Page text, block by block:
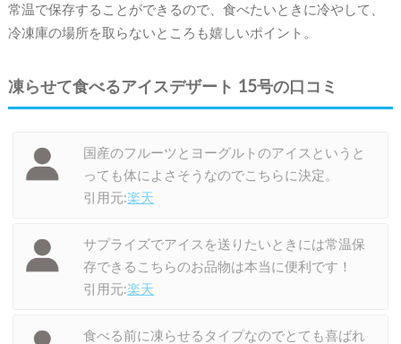
常温で保存することができるので、食べたいときに冷やして、
冷凍庫の場所を取らないところも嬉しいポイント。
凍らせて食べるアイスデザート 15号の口コミ
国産のフルーツとヨーグルトのアイスというと
っても体によさそうなのでこちらに決定。
引用元:楽天
サプライズでアイスを送りたいときには常温保
存できるこちらのお品物は本当に便利です！
引用元:楽天
食べる前に凍らせるタイプなのでとても喜ばれ